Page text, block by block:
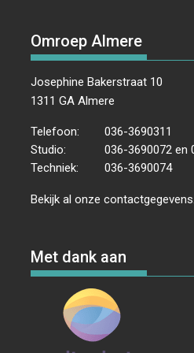
Omroep Almere
Josephine Bakerstraat 10
1311 GA Almere
Telefoon:
036-3690311
Studio:
036-3690072 en
Techniek:
036-3690074
Bekijk al onzecontactgegevens
Met dank aan